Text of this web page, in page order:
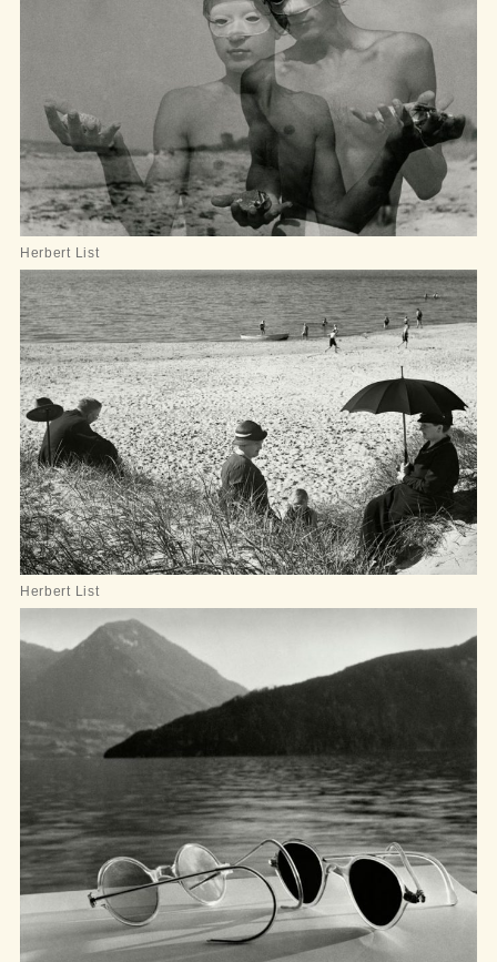
Herbert List
Herbert List